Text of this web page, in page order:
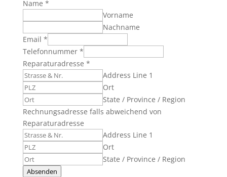
Name *
Vorname
Nachname
Email *
Telefonnummer *
Reparaturadresse *
Address Line 1
Ort
State / Province / Region
Rechnungsadresse falls abweichend von
Reparaturadresse
Address Line 1
Ort
State / Province / Region
Absenden